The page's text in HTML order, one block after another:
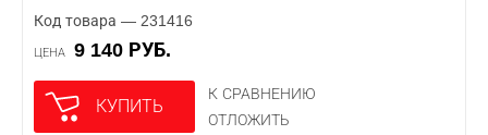
Код товара — 231416
ЦЕНА 9 140 РУБ.
КУПИТЬ
К СРАВНЕНИЮ
ОТЛОЖИТЬ